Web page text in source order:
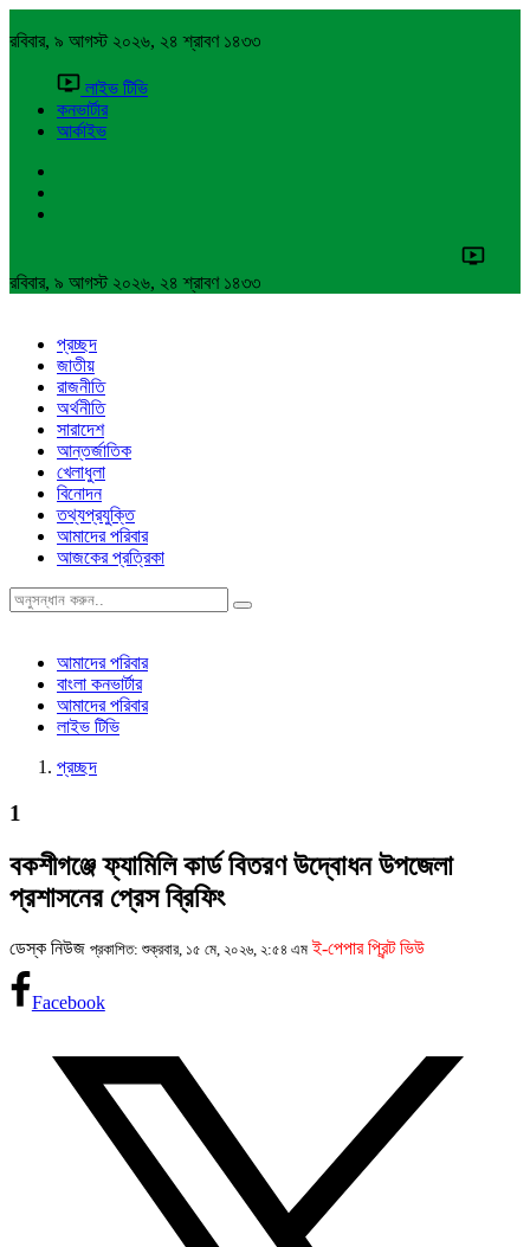
রবিবার, ৯ আগস্ট ২০২৬, ২৪ শ্রাবণ ১৪৩৩
লাইভ টিভি
কনভার্টার
আর্কাইভ
রবিবার, ৯ আগস্ট ২০২৬, ২৪ শ্রাবণ ১৪৩৩
প্রচ্ছদ
জাতীয়
রাজনীতি
অর্থনীতি
সারাদেশ
আন্তর্জাতিক
খেলাধুলা
বিনোদন
তথ্যপ্রযুক্তি
আমাদের পরিবার
আজকের প্রত্রিকা
আমাদের পরিবার
বাংলা কনভার্টার
আমাদের পরিবার
লাইভ টিভি
প্রচ্ছদ
1
বকশীগঞ্জে ফ্যামিলি কার্ড বিতরণ উদ্বোধন উপজেলা
প্রশাসনের প্রেস ব্রিফিং
ডেস্ক নিউজ প্রকাশিত: শুক্রবার, ১৫ মে, ২০২৬, ২:৫৪ এম ই-পেপার প্রিন্ট ভিউ
Facebook